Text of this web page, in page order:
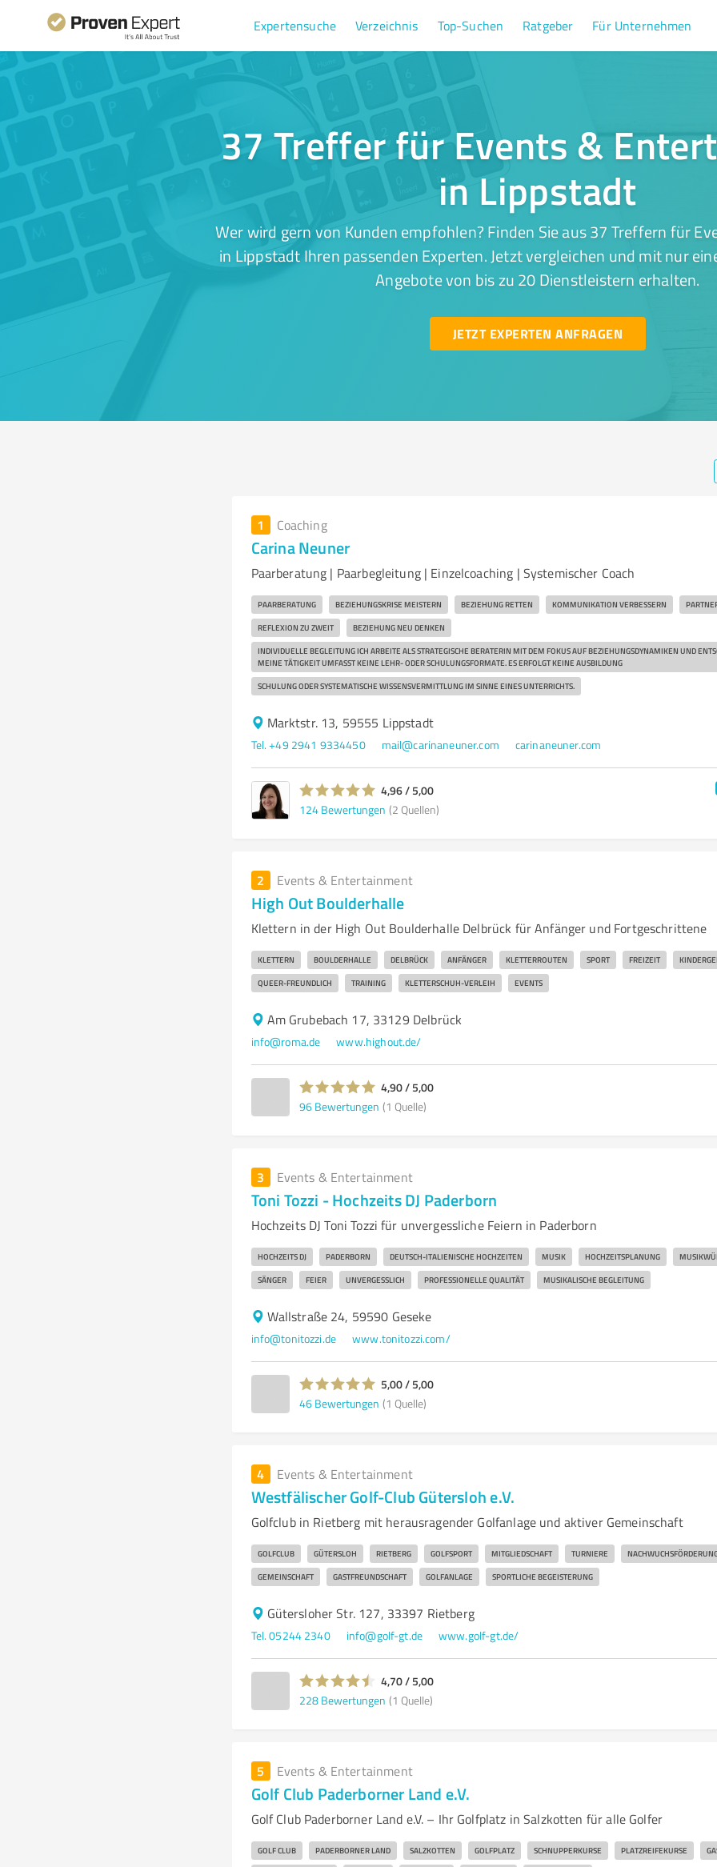
Expertensuche Verzeichnis Top-Suchen Ratgeber Für Unternehmen
37 Treffer für Events &
in Lippstadt
Wer wird gern von Kunden empfohlen? Finden Sie aus 37 Treffern für
in Lippstadt Ihren passenden Experten. Jetzt vergleichen und mit nur
Angebote von bis zu 20 Dienstleistern erhalten.
JETZT EXPERTEN ANFRAGEN
1 Coaching
Carina Neuner
Paarberatung | Paarbegleitung | Einzelcoaching | Systemischer Coach
PAARBERATUNG BEZIEHUNGSKRISE MEISTERN BEZIEHUNG RETTEN KOMMUNIKATION VERBESSERN
REFLEXION ZU ZWEIT BEZIEHUNG NEU DENKEN
INDIVIDUELLE BEGLEITUNG ICH ARBEITE ALS STRATEGISCHE BERATERIN MIT DEM FOKUS AUF BEZIEHUNGSDYNAMIKEN UND
MEINE TÄTIGKEIT UMFASST KEINE LEHR- ODER SCHULUNGSFORMATE. ES ERFOLGT KEINE AUSBILDUNG
SCHULUNG ODER SYSTEMATISCHE WISSENSVERMITTLUNG IM SINNE EINES UNTERRICHTS.
Marktstr. 13, 59555 Lippstadt
Tel. +49 2941 9334450 mail@carinaneuner.com carinaneuner.com
4,96 / 5,00
124 Bewertungen (2 Quellen)
2 Events & Entertainment
High Out Boulderhalle
Klettern in der High Out Boulderhalle Delbrück für Anfänger und Fortgeschrittene
KLETTERN BOULDERHALLE DELBRÜCK ANFÄNGER KLETTERROUTEN SPORT FREIZEIT
QUEER-FREUNDLICH TRAINING KLETTERSCHUH-VERLEIH EVENTS
Am Grubebach 17, 33129 Delbrück
info@roma.de www.highout.de/
4,90 / 5,00
96 Bewertungen (1 Quelle)
3 Events & Entertainment
Toni Tozzi - Hochzeits DJ Paderborn
Hochzeits DJ Toni Tozzi für unvergessliche Feiern in Paderborn
HOCHZEITS DJ PADERBORN DEUTSCH-ITALIENISCHE HOCHZEITEN MUSIK HOCHZEITSPLANUNG
SÄNGER FEIER UNVERGESSLICH PROFESSIONELLE QUALITÄT MUSIKALISCHE BEGLEITUNG
Wallstraße 24, 59590 Geseke
info@tonitozzi.de www.tonitozzi.com/
5,00 / 5,00
46 Bewertungen (1 Quelle)
4 Events & Entertainment
Westfälischer Golf-Club Gütersloh e.V.
Golfclub in Rietberg mit herausragender Golfanlage und aktiver Gemeinschaft
GOLFCLUB GÜTERSLOH RIETBERG GOLFSPORT MITGLIEDSCHAFT TURNIERE
GEMEINSCHAFT GASTFREUNDSCHAFT GOLFANLAGE SPORTLICHE BEGEISTERUNG
Gütersloher Str. 127, 33397 Rietberg
Tel. 05244 2340 info@golf-gt.de www.golf-gt.de/
4,70 / 5,00
228 Bewertungen (1 Quelle)
5 Events & Entertainment
Golf Club Paderborner Land e.V.
Golf Club Paderborner Land e.V. – Ihr Golfplatz in Salzkotten für alle Golfer
GOLF CLUB PADERBORNER LAND SALZKOTTEN GOLFPLATZ SCHNUPPERKURSE PLATZREIFEKURSE